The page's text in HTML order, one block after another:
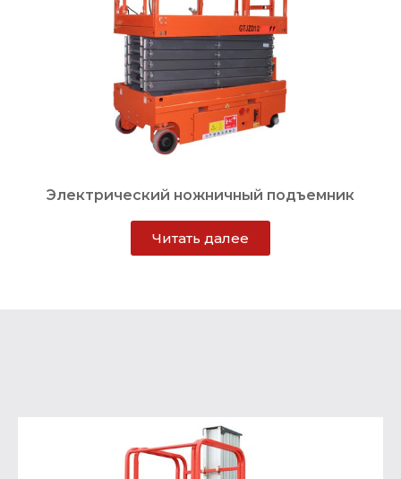
Электрический ножничный подъемник
Читать далее